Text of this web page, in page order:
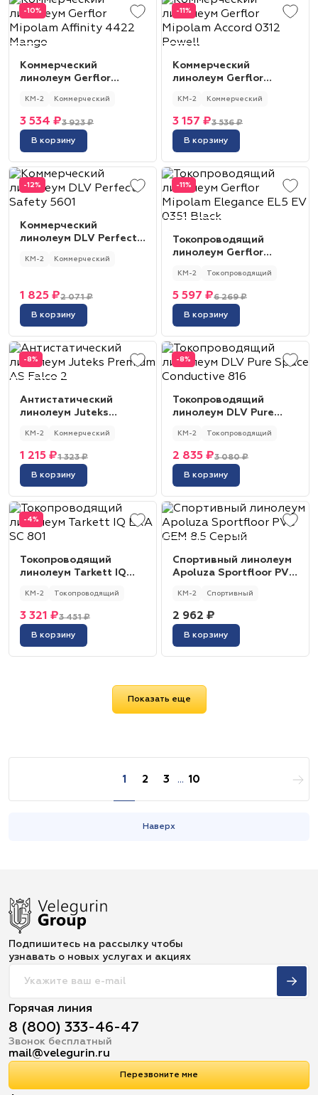
-10%
Коммерческий
линолеум Gerflor
Mango
КМ-2 Коммерческий
3 923 ₽
3 534 ₽
В корзину
-11%
Коммерческий
линолеум Gerflor
Powell
КМ-2 Коммерческий
3 536 ₽
3 157 ₽
В корзину
-12%
Коммерческий
линолеум DLV Perfect
КМ-2 Коммерческий
2 071 ₽
1 825 ₽
В корзину
-11%
Токопроводящий
линолеум Gerflor
EV 0351 Black
КМ-2 Токопроводящий
6 269 ₽
5 597 ₽
В корзину
-8%
Антистатический
линолеум Juteks
КМ-2 Коммерческий
1 323 ₽
1 215 ₽
В корзину
-8%
Токопроводящий
линолеум DLV Pure
КМ-2 Токопроводящий
3 080 ₽
2 835 ₽
В корзину
-4%
Токопроводящий
линолеум Tarkett IQ
КМ-2 Токопроводящий
3 451 ₽
3 321 ₽
В корзину
Спортивный линолеум
Apoluza Sportfloor PVC
КМ-2 Спортивный
2 962 ₽
В корзину
Показать еще
1 2 3 ... 10
Наверх
Подпишитесь на рассылку чтобы
узнавать о новых услугах и акциях
Горячая линия
8 (800) 333-46-47
Звонок бесплатный
mail@velegurin.ru
Перезвоните мне